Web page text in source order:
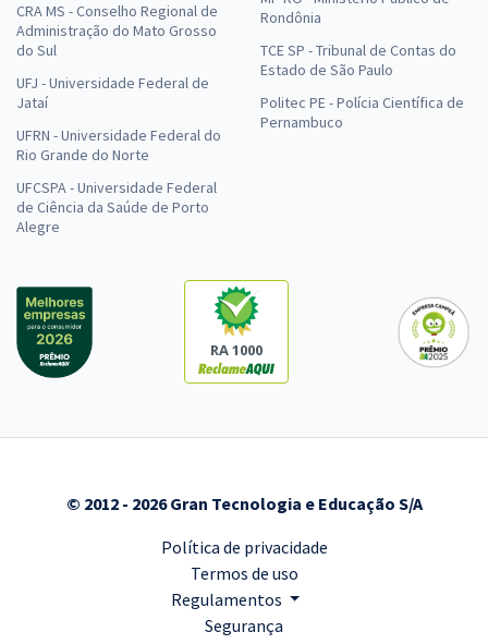
CRA MS - Conselho Regional de
Administração do Mato Grosso
do Sul
UFJ - Universidade Federal de
Jataí
UFRN - Universidade Federal do
Rio Grande do Norte
UFCSPA - Universidade Federal
de Ciência da Saúde de Porto
Alegre
Rondônia
TCE SP - Tribunal de Contas do
Estado de São Paulo
Politec PE - Polícia Científica de
Pernambuco
RA 1000
© 2012 - 2026 Gran Tecnologia e Educação S/A
Política de privacidade
Termos de uso
Regulamentos
Segurança